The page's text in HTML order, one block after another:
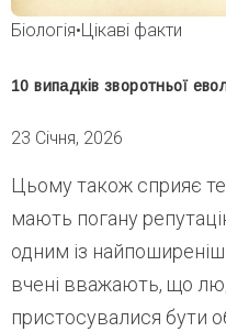
Біологія•Цікаві факти
10 випадків зворотньої
23 Січня, 2026
Цьому також сприяє
мають погану
одним із
вчені вважають, що
пристосувалися бути